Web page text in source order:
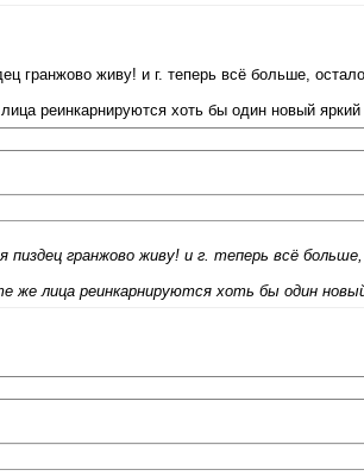
гранжово живу! и г. теперь всё больше,
реинкарнируются хоть бы один новый
гранжово живу! и г. теперь всё
же лица реинкарнируются хоть бы один